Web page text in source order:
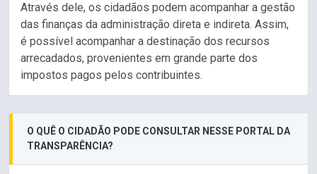
Através dele, os cidadãos podem acompanhar a gestão
das finanças da administração direta e indireta. Assim,
é possível acompanhar a destinação dos recursos
arrecadados, provenientes em grande parte dos
impostos pagos pelos contribuintes.
O QUÊ O CIDADÃO PODE CONSULTAR NESSE PORTAL DA
TRANSPARÊNCIA?